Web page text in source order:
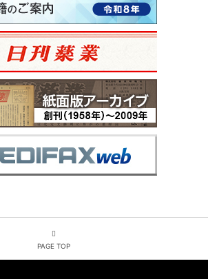
PAGE TOP